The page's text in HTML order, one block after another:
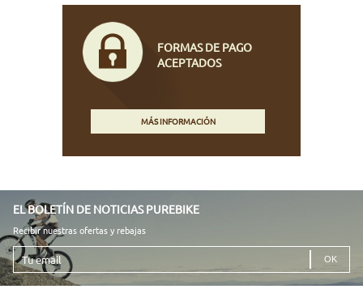
FORMAS DE PAGO
ACEPTADOS
MÁS INFORMACIÓN
EL BOLETÍN DE NOTICIAS PUREBIKE
Recibir nuestras ofertas y rebajas
Tu
email